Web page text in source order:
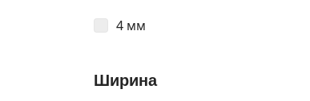
4 мм
Ширина